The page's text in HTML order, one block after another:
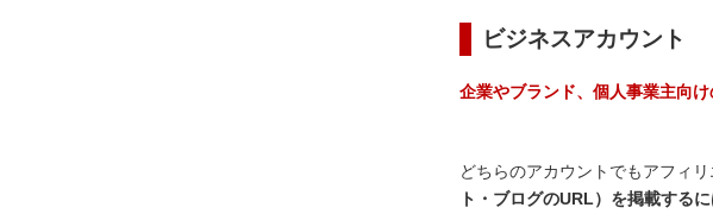
ビジネスアカウント
企業やブランド、個人事業主向け
どちらのアカウントでもアフィ
ト・ブログのURL）を掲載する